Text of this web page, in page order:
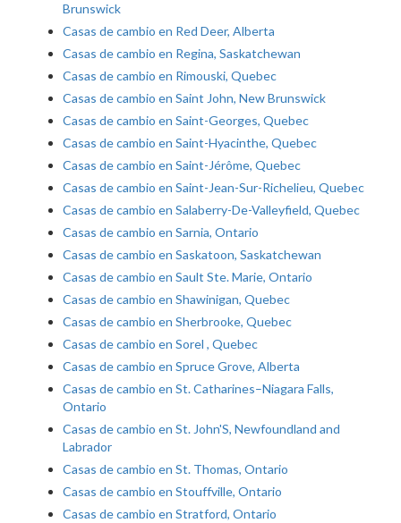
Brunswick
Casas de cambio en Red Deer, Alberta
Casas de cambio en Regina, Saskatchewan
Casas de cambio en Rimouski, Quebec
Casas de cambio en Saint John, New Brunswick
Casas de cambio en Saint-Georges, Quebec
Casas de cambio en Saint-Hyacinthe, Quebec
Casas de cambio en Saint-Jérôme, Quebec
Casas de cambio en Saint-Jean-Sur-Richelieu, Quebec
Casas de cambio en Salaberry-De-Valleyfield, Quebec
Casas de cambio en Sarnia, Ontario
Casas de cambio en Saskatoon, Saskatchewan
Casas de cambio en Sault Ste. Marie, Ontario
Casas de cambio en Shawinigan, Quebec
Casas de cambio en Sherbrooke, Quebec
Casas de cambio en Sorel , Quebec
Casas de cambio en Spruce Grove, Alberta
Casas de cambio en St. Catharines–Niagara Falls,
Ontario
Casas de cambio en St. John'S, Newfoundland and
Labrador
Casas de cambio en St. Thomas, Ontario
Casas de cambio en Stouffville, Ontario
Casas de cambio en Stratford, Ontario